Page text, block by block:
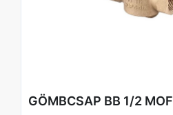
GÖMBCSAP BB 1/2 MOF